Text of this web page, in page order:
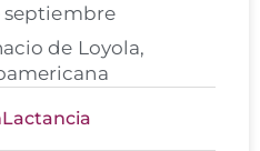
septiembre
de Loyola,